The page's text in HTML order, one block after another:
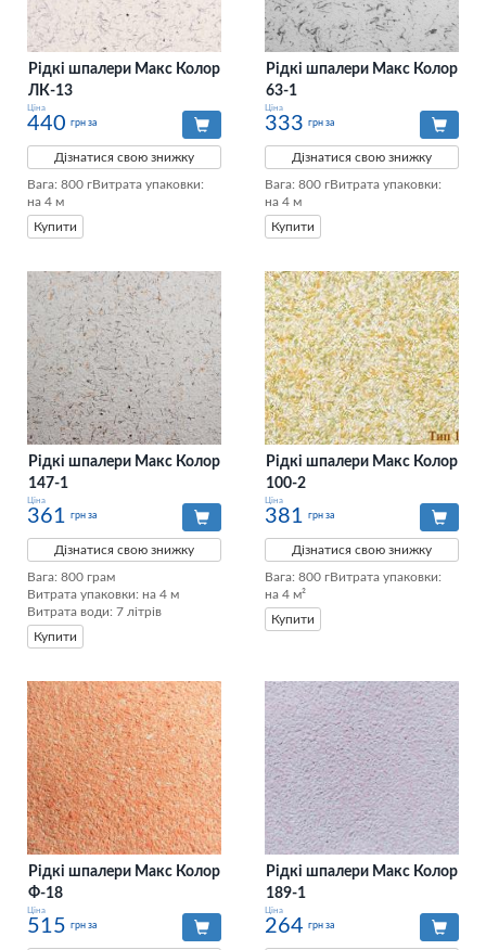
Рідкі шпалери Макс Колор
ЛК-13
Ціна
440 грн за
Дізнатися свою знижку
Вага: 800 гВитрата упаковки:
на 4 м
Купити
Рідкі шпалери Макс Колор
63-1
Ціна
333 грн за
Дізнатися свою знижку
Вага: 800 гВитрата упаковки:
на 4 м
Купити
Рідкі шпалери Макс Колор
147-1
Ціна
361 грн за
Дізнатися свою знижку
Вага: 800 грам
Витрата упаковки: на 4 м
Витрата води: 7 літрів
Купити
Рідкі шпалери Макс Колор
100-2
Ціна
381 грн за
Дізнатися свою знижку
Вага: 800 гВитрата упаковки:
на 4 м²
Купити
Рідкі шпалери Макс Колор
Ф-18
Ціна
515 грн за
Рідкі шпалери Макс Колор
189-1
Ціна
264 грн за